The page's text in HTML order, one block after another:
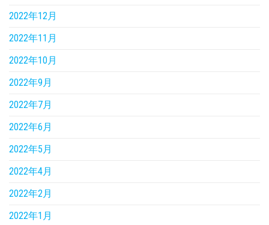
2022年12月
2022年11月
2022年10月
2022年9月
2022年7月
2022年6月
2022年5月
2022年4月
2022年2月
2022年1月